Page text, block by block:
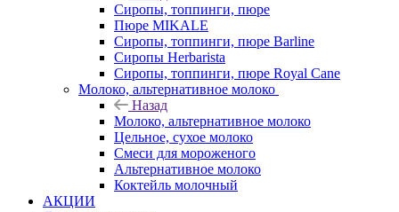
Сиропы, топпинги, пюре
Пюре MIKALE
Сиропы, топпинги, пюре Barline
Сиропы Herbarista
Сиропы, топпинги, пюре Royal Cane
Молоко, альтернативное молоко
Назад
Молоко, альтернативное молоко
Цельное, сухое молоко
Смеси для мороженого
Альтернативное молоко
Коктейль молочный
АКЦИИ